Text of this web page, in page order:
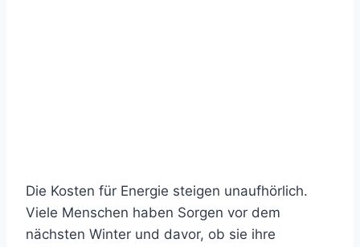
Die Kosten für Energie steigen unaufhörlich.
Viele Menschen haben Sorgen vor dem
nächsten Winter und davor, ob sie ihre